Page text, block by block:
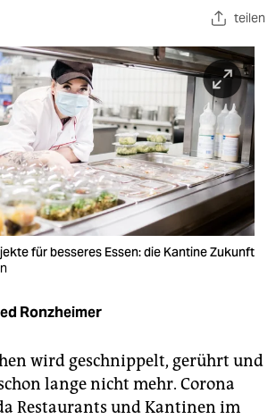
teilen
für besseres Essen: die Kantine Zukunft
Ronzheimer
wird geschnippelt, gerührt und
lange nicht mehr. Corona
Restaurants und Kantinen im